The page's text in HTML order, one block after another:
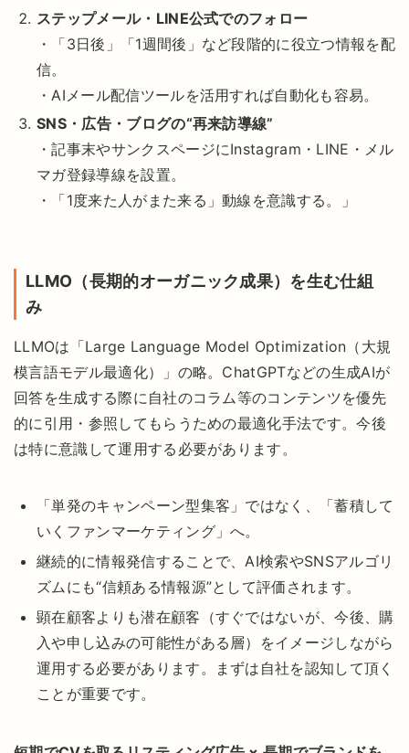
ステップメール・LINE公式でのフォロー
・「3日後」「1週間後」など段階的に役立つ情報を配
信。
・AIメール配信ツールを活用すれば自動化も容易。
SNS・広告・ブログの“再来訪導線”
・記事末やサンクスページにInstagram・LINE・メル
マガ登録導線を設置。
・「1度来た人がまた来る」動線を意識する。」
LLMO（長期的オーガニック成果）を生む仕組
み
LLMOは 「Large Language Model Optimization（大規
模言語モデル最適化）」の略。 ChatGPTなどの生成AIが
回答を生成する際に自社のコラム等のコンテンツを優先
的に引用・参照してもらうための最適化手法です。今後
は特に意識して運用する必要があります。
「単発のキャンペーン型集客」ではなく、「蓄積して
いくファンマーケティング」へ。
継続的に情報発信することで、AI検索やSNSアルゴリ
ズムにも“信頼ある情報源”として評価されます。
顕在顧客よりも潜在顧客（すぐではないが、今後、購
入や申し込みの可能性がある層）をイメージしながら
運用する必要があります。まずは自社を認知して頂く
ことが重要です。